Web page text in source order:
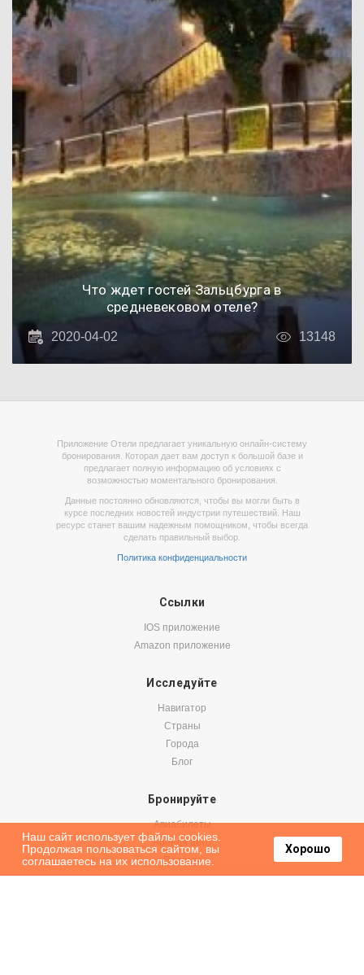
Что ждет гостей Зальцбурга в
средневековом отеле?
2020-04-02 13148
Приложение Отели предлагает уникальную онлайн-систему
бронирования. Которая дает вам доступ к большой базе и
предлагает полную информацию об условиях с
возможностью моментального бронирования.
Данные постоянно обновляются, чтобы вы могли быть в
курсе последних новостей индустрии путешествий. Наш
ресурс станет вашим надежным помощником, чтобы всегда
сделать правильный выбор.
Политика конфиденциальности
Ссылки
IOS приложение
Amazon приложение
Исследуйте
Навигатор
Страны
Города
Блог
Бронируйте
Авиабилеты
Аренда авто
Паромы
Наш сайт использует файлы cookies.
Продолжая пользоваться сайтом, вы
соглашаетесь на их использование.
Хорошо